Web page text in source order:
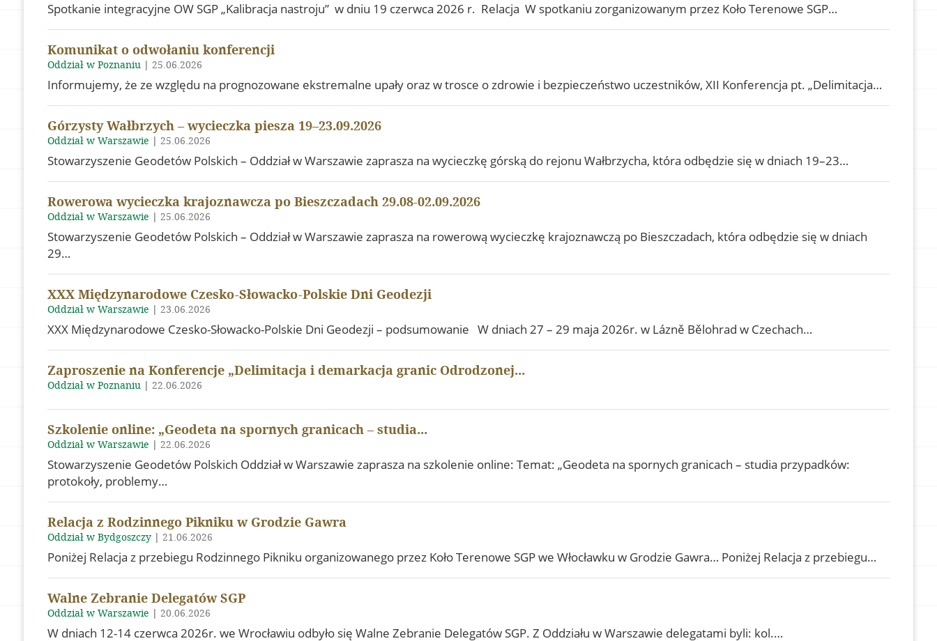
Spotkanie integracyjne OW SGP „Kalibracja nastroju” w dniu 19 czerwca 2026 r. Relacja W spotkaniu zorganizowanym przez Koło Terenowe SGP…
Komunikat o odwołaniu konferencji
Oddział w Poznaniu | 25.06.2026
Informujemy, że ze względu na prognozowane ekstremalne upały oraz w trosce o zdrowie i bezpieczeństwo uczestników, XII Konferencja pt. „Delimitacja…
Górzysty Wałbrzych – wycieczka piesza 19–23.09.2026
Oddział w Warszawie | 25.06.2026
Stowarzyszenie Geodetów Polskich – Oddział w Warszawie zaprasza na wycieczkę górską do rejonu Wałbrzycha, która odbędzie się w dniach 19–23…
Rowerowa wycieczka krajoznawcza po Bieszczadach 29.08-02.09.2026
Oddział w Warszawie | 25.06.2026
Stowarzyszenie Geodetów Polskich – Oddział w Warszawie zaprasza na rowerową wycieczkę krajoznawczą po Bieszczadach, która odbędzie się w dniach
29…
XXX Międzynarodowe Czesko-Słowacko-Polskie Dni Geodezji
Oddział w Warszawie | 23.06.2026
XXX Międzynarodowe Czesko-Słowacko-Polskie Dni Geodezji – podsumowanie W dniach 27 – 29 maja 2026r. w Lázně Bělohrad w Czechach…
Zaproszenie na Konferencje „Delimitacja i demarkacja granic Odrodzonej...
Oddział w Poznaniu | 22.06.2026
Szkolenie online: „Geodeta na spornych granicach – studia...
Oddział w Warszawie | 22.06.2026
Stowarzyszenie Geodetów Polskich Oddział w Warszawie zaprasza na szkolenie online: Temat: „Geodeta na spornych granicach – studia przypadków:
protokoły, problemy…
Relacja z Rodzinnego Pikniku w Grodzie Gawra
Oddział w Bydgoszczy | 21.06.2026
Poniżej Relacja z przebiegu Rodzinnego Pikniku organizowanego przez Koło Terenowe SGP we Włocławku w Grodzie Gawra… Poniżej Relacja z przebiegu…
Walne Zebranie Delegatów SGP
Oddział w Warszawie | 20.06.2026
W dniach 12-14 czerwca 2026r. we Wrocławiu odbyło się Walne Zebranie Delegatów SGP. Z Oddziału w Warszawie delegatami byli: kol.…